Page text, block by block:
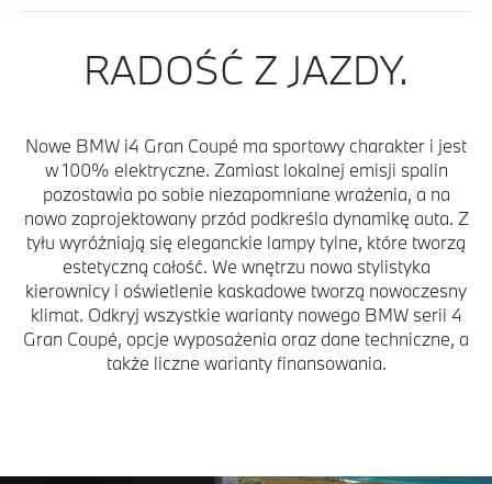
RADOŚĆ Z JAZDY.
Nowe BMW i4 Gran Coupé ma sportowy charakter i jest
w 100% elektryczne. Zamiast lokalnej emisji spalin
pozostawia po sobie niezapomniane wrażenia, a na
nowo zaprojektowany przód podkreśla dynamikę auta. Z
tyłu wyróżniają się eleganckie lampy tylne, które tworzą
estetyczną całość. We wnętrzu nowa stylistyka
kierownicy i oświetlenie kaskadowe tworzą nowoczesny
klimat. Odkryj wszystkie warianty nowego BMW serii 4
Gran Coupé, opcje wyposażenia oraz dane techniczne, a
także liczne warianty finansowania.